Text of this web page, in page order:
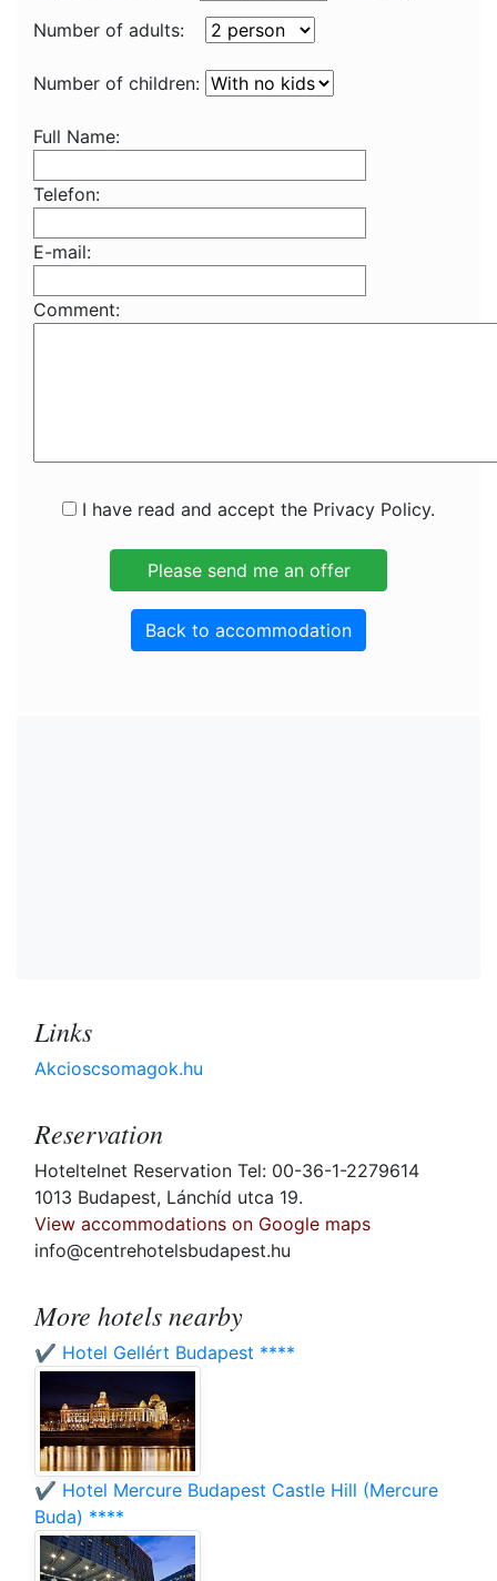
Number of adults:
Number of children:
Full Name:
Telefon:
E-mail:
Comment:
I have read and accept the Privacy Policy.
Back to accommodation
Links
Akcioscsomagok.hu
Reservation
Hoteltelnet Reservation Tel: 00-36-1-2279614
1013 Budapest, Lánchíd utca 19.
View accommodations on Google maps
info@centrehotelsbudapest.hu
More hotels nearby
✔️ Hotel Gellért Budapest ****
✔️ Hotel Mercure Budapest Castle Hill (Mercure
Buda) ****